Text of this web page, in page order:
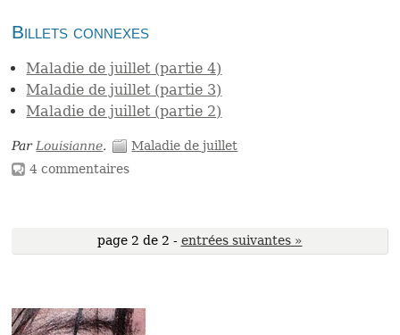
Billets connexes
Maladie de juillet (partie 4)
Maladie de juillet (partie 3)
Maladie de juillet (partie 2)
ParLouisianne.
Maladie de juillet
4 commentaires
page 2 de 2 - entrées suivantes »